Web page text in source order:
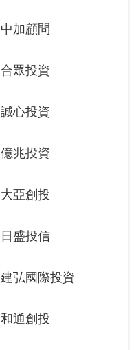
中加顧問
合眾投資
誠心投資
億兆投資
大亞創投
日盛投信
建弘國際投資
和通創投